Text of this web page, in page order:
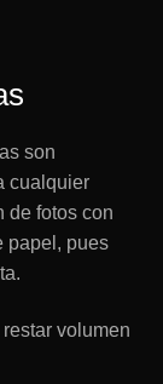
son
cualquier
de fotos con
papel, pues
volumen